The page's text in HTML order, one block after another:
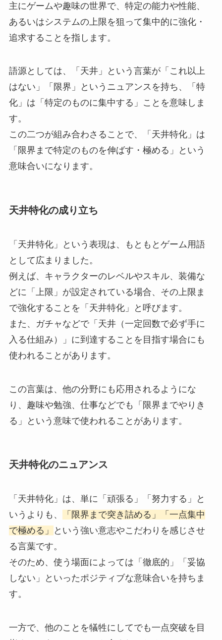
主にゲームや趣味の世界で、特定の能力や性能、
あるいはシステムの上限を狙って集中的に強化・
追求することを指します。
語源としては、「天井」という言葉が「これ以上
はない」「限界」というニュアンスを持ち、「特
化」は「特定のものに集中する」ことを意味しま
す。
この二つが組み合わさることで、「天井特化」は
「限界まで特定のものを伸ばす・極める」という
意味合いになります。
天井特化の成り立ち
「天井特化」という表現は、もともとゲーム用語
として広まりました。
例えば、キャラクターのレベルやスキル、装備な
どに「上限」が設定されている場合、その上限ま
で強化することを「天井特化」と呼びます。
また、ガチャなどで「天井（一定回数で必ず手に
入る仕組み）」に到達することを目指す場合にも
使われることがあります。
この言葉は、他の分野にも応用されるようにな
り、趣味や勉強、仕事などでも「限界までやりき
る」という意味で使われることがあります。
天井特化のニュアンス
「天井特化」は、単に「頑張る」「努力する」と
いうよりも、
「限界まで突き詰める」「一点集中
で極める」
という強い意志やこだわりを感じさせ
る言葉です。
そのため、使う場面によっては「徹底的」「妥協
しない」といったポジティブな意味合いを持ちま
す。
一方で、他のことを犠牲にしてでも一点突破を目